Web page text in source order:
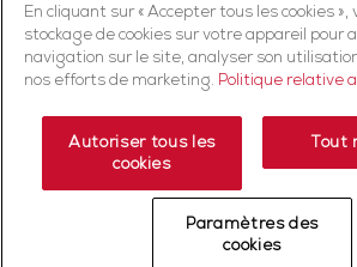
Copyright © 2026 Ducros (McCormick &
Politique de confidentialité
Politique relative
Plan du Site
En cliquant sur « Accepter tous les cookies »,
stockage de cookies sur votre appareil pour
navigation sur le site, analyser son
nos efforts de marketing. Politique relative
Autoriser tous les
cookies
Tout
Paramètres des
cookies